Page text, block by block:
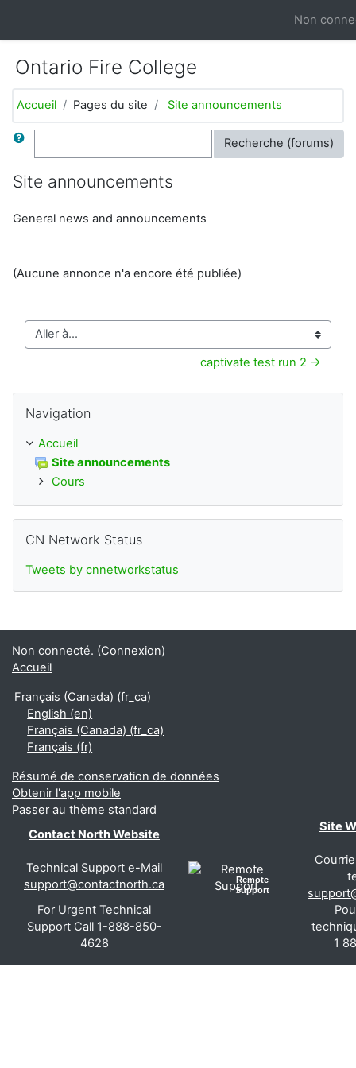
Non
Ontario Fire College
Accueil Pages du site Site announcements
Rechercher Recherche (forums)
Site announcements
General news and announcements
(Aucune annonce n'a encore été publiée)
Aller à...
captivate test run 2 →
Navigation
Accueil
Site announcements
Cours
CN Network Status
Tweets by cnnetworkstatus
Non connecté. (Connexion)
Accueil
Français (Canada) ‎(fr_ca)‎
English ‎(en)‎
Français (Canada) ‎(fr_ca)‎
Français ‎(fr)‎
Résumé de conservation de données
Obtenir l'app mobile
Passer au thème standard
Contact North Website
Remote
Support
Site
Technical Support e-Mail
support@contactnorth.ca
For Urgent Technical
Support Call 1-888-850-
4628
1